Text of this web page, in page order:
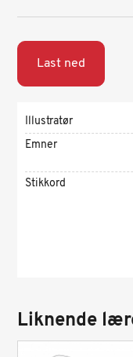
Last ned
Illustratør
Emner
Stikkord
Liknende